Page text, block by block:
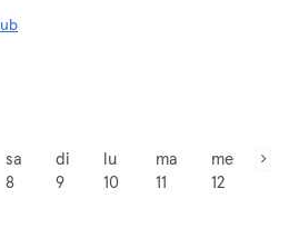
sa
8
di
9
lu
10
ma
11
me
12